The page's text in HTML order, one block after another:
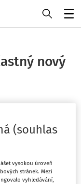
nový
(souhlas
vysokou úroveň
stránek. Mezi
vyhledávání,